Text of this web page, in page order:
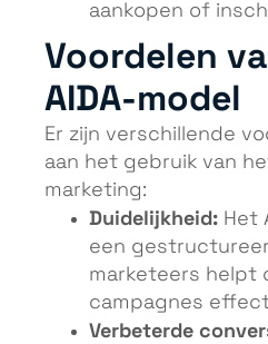
aankopen of
Voordelen
AIDA-model
Er zijn verschillende
aan het gebruik van
marketing:
Duidelijkheid: Het
een
marketeers helpt
campagnes
Verbeterde